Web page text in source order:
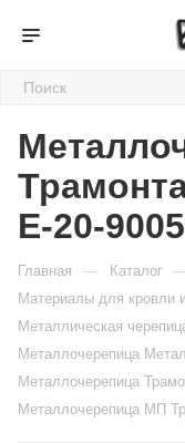
E-20-
Главная — Каталог
Материалы для кровли
Металлическая
Металлочерепица
Металлочерепица
Металлочерепица МП